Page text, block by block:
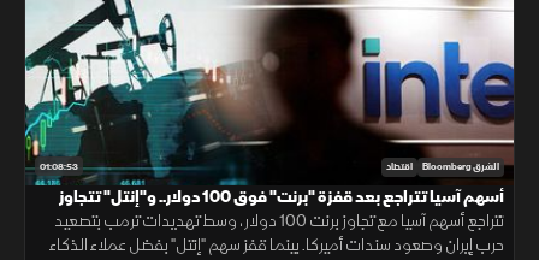
01:08:53 الشرق Bloomberg اقتصاد
أسهم آسيا تتراجع بعد قفزة "برنت" فوق 100 دولار.. و"إنتل" تتجاوز
التوقعات
تتراجع أسهم آسيا مع تجاوز برنت 100 دولار، وسط تهديدات ترمب بتصعيد
حرب إيران وصعود سندات أميركا. بينما قفز سهم "إنتل" بفضل عملاء الذكاء